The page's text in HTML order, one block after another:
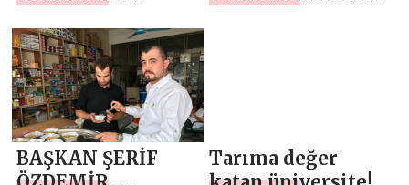
SÜSLEDİ
BAŞKAN ŞERİF
Tarıma değer